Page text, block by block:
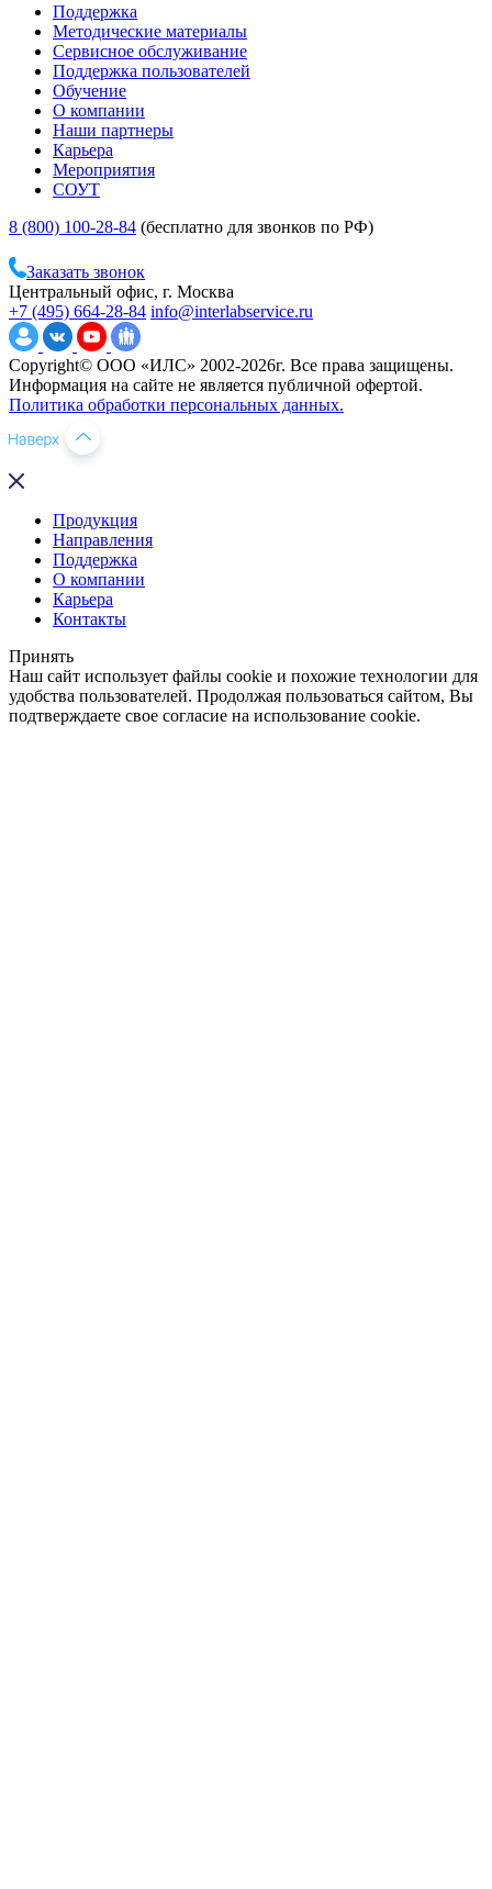
Поддержка
Методические материалы
Сервисное обслуживание
Поддержка пользователей
Обучение
О компании
Наши партнеры
Карьера
Мероприятия
СОУТ
8 (800) 100-28-84 (бесплатно для звонков по РФ)
Заказать звонок
Центральный офис, г. Москва
+7 (495) 664-28-84 info@interlabservice.ru
Copyright© ООО «ИЛС» 2002-2026г. Все права защищены.
Информация на сайте не является публичной офертой.
Политика обработки персональных данных.
Продукция
Направления
Поддержка
О компании
Карьера
Контакты
Принять
Наш сайт использует файлы cookie и похожие технологии для
удобства пользователей. Продолжая пользоваться сайтом, Вы
подтверждаете свое согласие на использование cookie.